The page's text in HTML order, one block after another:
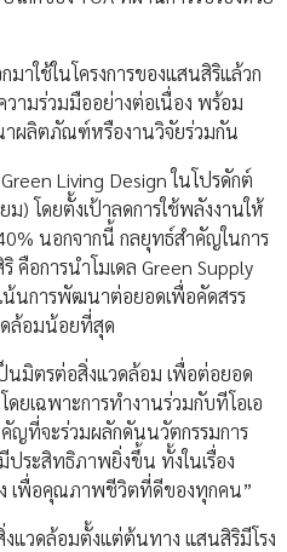
าใช้ในโครงการของแสนสิริแล้วก
วามร่วมมืออย่างต่อเนื่อง พร้อม
ผลิตภัณฑ์หรืองานวิจัยร่วมกัน
Living Design ในโปรดักต์
) โดยตั้งเป้าลดการใช้พลังงานให้
นอกจากนี้ กลยุทธ์สำคัญในการ
คือการนำโมเดล Green Supply
น้นการพัฒนาต่อยอดเพื่อคัดสรร
ล้อมน้อยที่สุด
มิตรต่อสิ่งแวดล้อม เพื่อต่อยอด
ยเฉพาะการทำงานร่วมกับทีโอเอ
ที่จะร่วมผลักดันนวัตกรรมการ
ระสิทธิภาพยิ่งขึ้น ทั้งในเรื่อง
เพื่อคุณภาพชีวิตที่ดีของทุกคน”
งแวดล้อมตั้งแต่ต้นทาง แสนสิริมีโรง